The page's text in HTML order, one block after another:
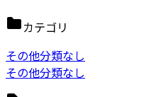
カテゴリ
その他分類なし
その他分類なし